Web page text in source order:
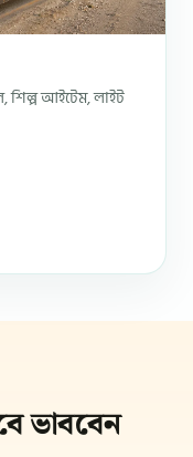
শিল্প আইটেম, লাইট
ভাববেন